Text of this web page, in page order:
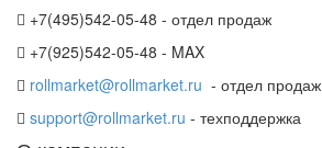
+7(495)542-05-48 - отдел продаж
+7(925)542-05-48 - MAX
rollmarket@rollmarket.ru - отдел продаж
support@rollmarket.ru - техподдержка